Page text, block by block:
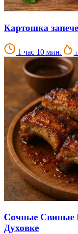
Картошка
1 час 10 мин.
Сочные Свиные
Духовке